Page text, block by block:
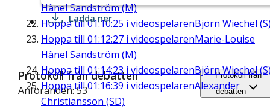
Hänel Sandström (M)
Hoppa till01:10:25 i videospelarenBjörn Wiechel
Hoppa till 01:12:27 i videospelarenMarie-Louise
Hänel Sandström (M)
Hoppa till 01:14:23 i videospelarenBjörn Wiechel
Hoppa till01:16:39 i videospelarenAlexander
Christiansson (SD)
Ladda ner
Protokoll från debatten
Anföranden: 53
Protokoll från
debatten